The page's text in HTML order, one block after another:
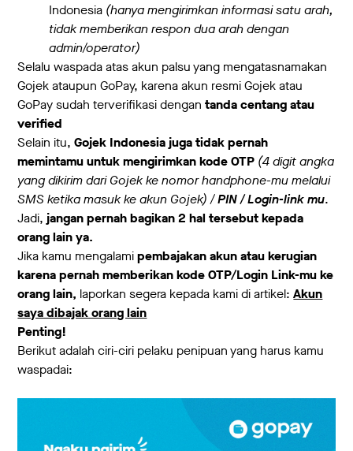
Indonesia (hanya mengirimkan informasi satu arah,
tidak memberikan respon dua arah dengan
admin/operator)
Selalu waspada atas akun palsu yang mengatasnamakan
Gojek ataupun GoPay, karena akun resmi Gojek atau
GoPay sudah terverifikasi dengantanda centang atau
verified
Selain itu, Gojek Indonesia juga tidak pernah
memintamu untuk mengirimkan kode OTP (4 digit angka
yang dikirim dari Gojek ke nomor handphone-mu melalui
SMS ketika masuk ke akun Gojek) /PIN / Login-link mu.
Jadi, jangan pernah bagikan 2 hal tersebut kepada
orang lain ya.
Jika kamu mengalamipembajakan akun atau kerugian
karena pernah memberikan kode OTP/Login Link-mu ke
orang lain, laporkan segera kepada kami di artikel: Akun
saya dibajak orang lain
Penting!
Berikut adalah ciri-ciri pelaku penipuan yang harus kamu
waspadai: